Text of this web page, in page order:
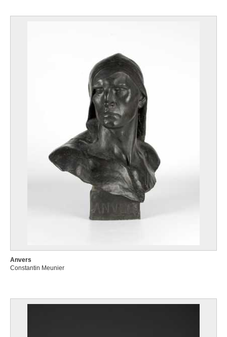
Anvers
Constantin Meunier